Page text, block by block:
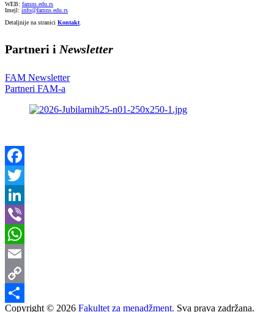
WEB: famns.edu.rs
Imejl: info@famns.edu.rs
Detaljnije na stranici Kontakt
Partneri i Newsletter
FAM Newsletter
Partneri FAM-a
Facebook
Twitter
LinkedIn
Viber
WhatsApp
Email
Copy
Copyright © 2026 Fakultet za menadžment. Sva prava zadržana.